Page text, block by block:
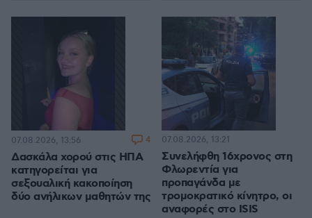
Δασκάλα χορού στις ΗΠΑ
κατηγορείται για
σεξουαλική κακοποίηση
δύο ανήλικων μαθητών της
07.08.2026, 13:56 4
Συνελήφθη 16χρονος στη
Φλωρεντία για
προπαγάνδα με
τρομοκρατικό κίνητρο, οι
αναφορές στο ISIS
07.08.2026, 13:21